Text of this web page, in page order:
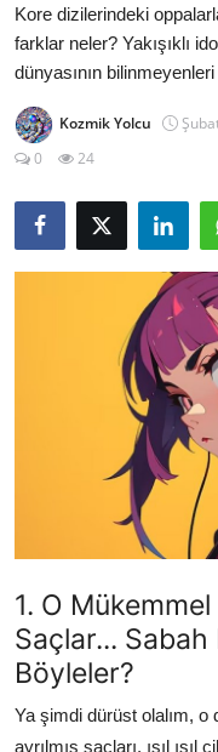
Kore Dünyası
Anime Karakterleri
Anime
Testler
Kore dizilerindeki
farklar neler? Yakışıklı
dünyasının
Kozmik Yolcu
0
24
1. O
Saçlar... Sabah
Böyleler?
Ya şimdi dürüst olalım, o
ayrılmış saçları, ışıl